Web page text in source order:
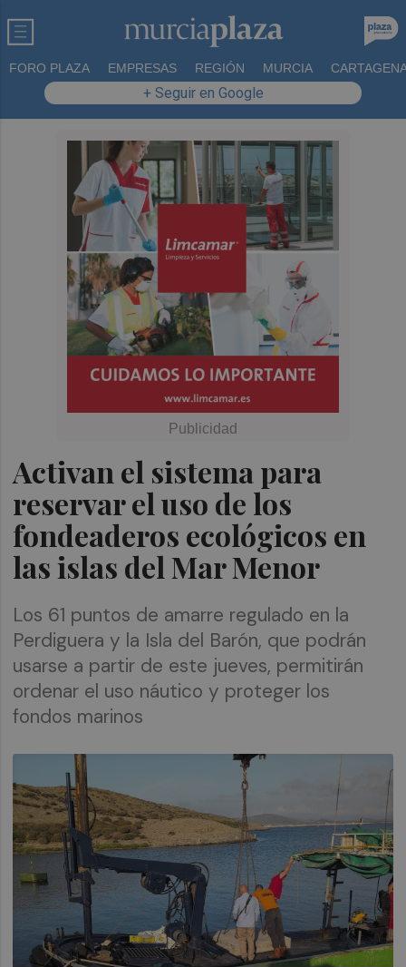
FORO PLAZA EMPRESAS REGIÓN MURCIA
+ Seguir en Google
Activan el sistema para
reservar el uso de los
fondeaderos ecológicos en
las islas del Mar Menor
Los 61 puntos de amarre regulado en la
Perdiguera y la Isla del Barón, que podrán
usarse a partir de este jueves, permitirán
ordenar el uso náutico y proteger los
fondos marinos